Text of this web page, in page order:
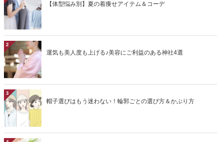
【体型悩み別】夏の着痩せアイテム＆コーデ
2
運気も美人度も上げる♪美容にご利益のある神社4選
3
帽子選びはもう迷わない！輪郭ごとの選び方＆かぶり方